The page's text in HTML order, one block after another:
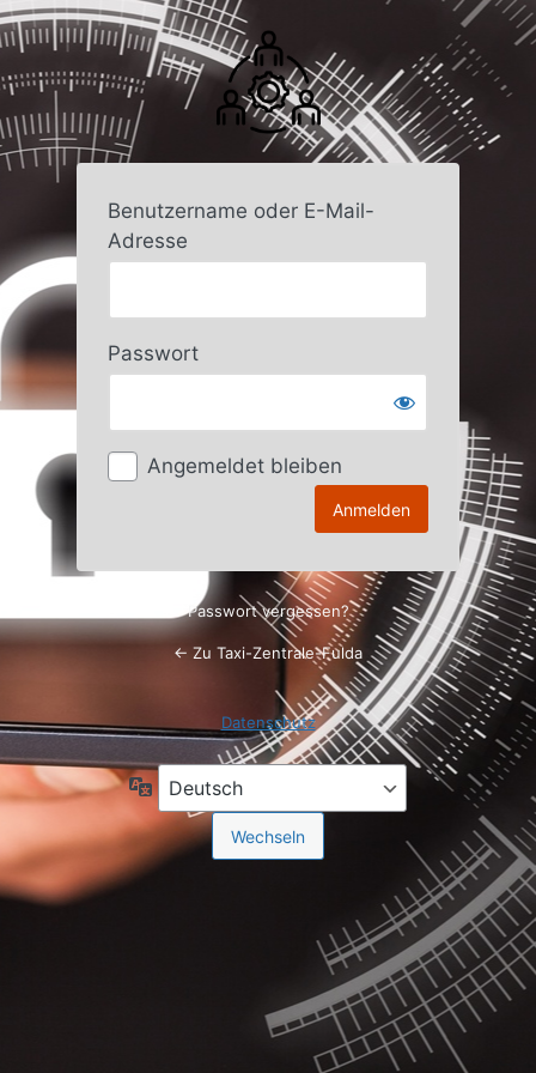
Anmelden
Benutzername oder E-Mail-
Adresse
Passwort
Angemeldet bleiben
Passwort vergessen?
← Zu Taxi-Zentrale-Fulda
Datenschutz
Sprache